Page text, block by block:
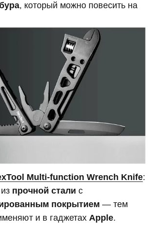
, который можно повесить на
Multi-function Wrench Knife:
прочной стали с
покрытием — тем
и в гаджетах Apple.